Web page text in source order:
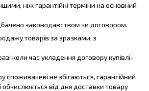
ніж гарантійні терміни на основний
законодавством чи договором.
товарів за зразками, з
коли час укладення договору купівлі-
споживачеві не збігаються, гарантійний
обчислюється від дня доставки товару